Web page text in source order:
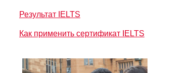
Результат IELTS
Как применить сертификат IELTS